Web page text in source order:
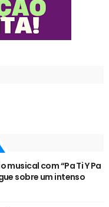
musical com “Pa Ti Y Pa
sobre um intenso